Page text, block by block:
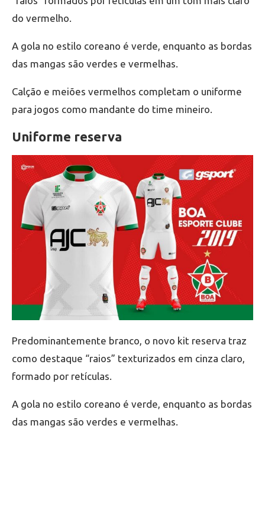
do vermelho.
A gola no estilo coreano é verde, enquanto as bordas
das mangas são verdes e vermelhas.
Calção e meiões vermelhos completam o uniforme
para jogos como mandante do time mineiro.
Uniforme reserva
Predominantemente branco, o novo kit reserva traz
como destaque “raios” texturizados em cinza claro,
formado por retículas.
A gola no estilo coreano é verde, enquanto as bordas
das mangas são verdes e vermelhas.